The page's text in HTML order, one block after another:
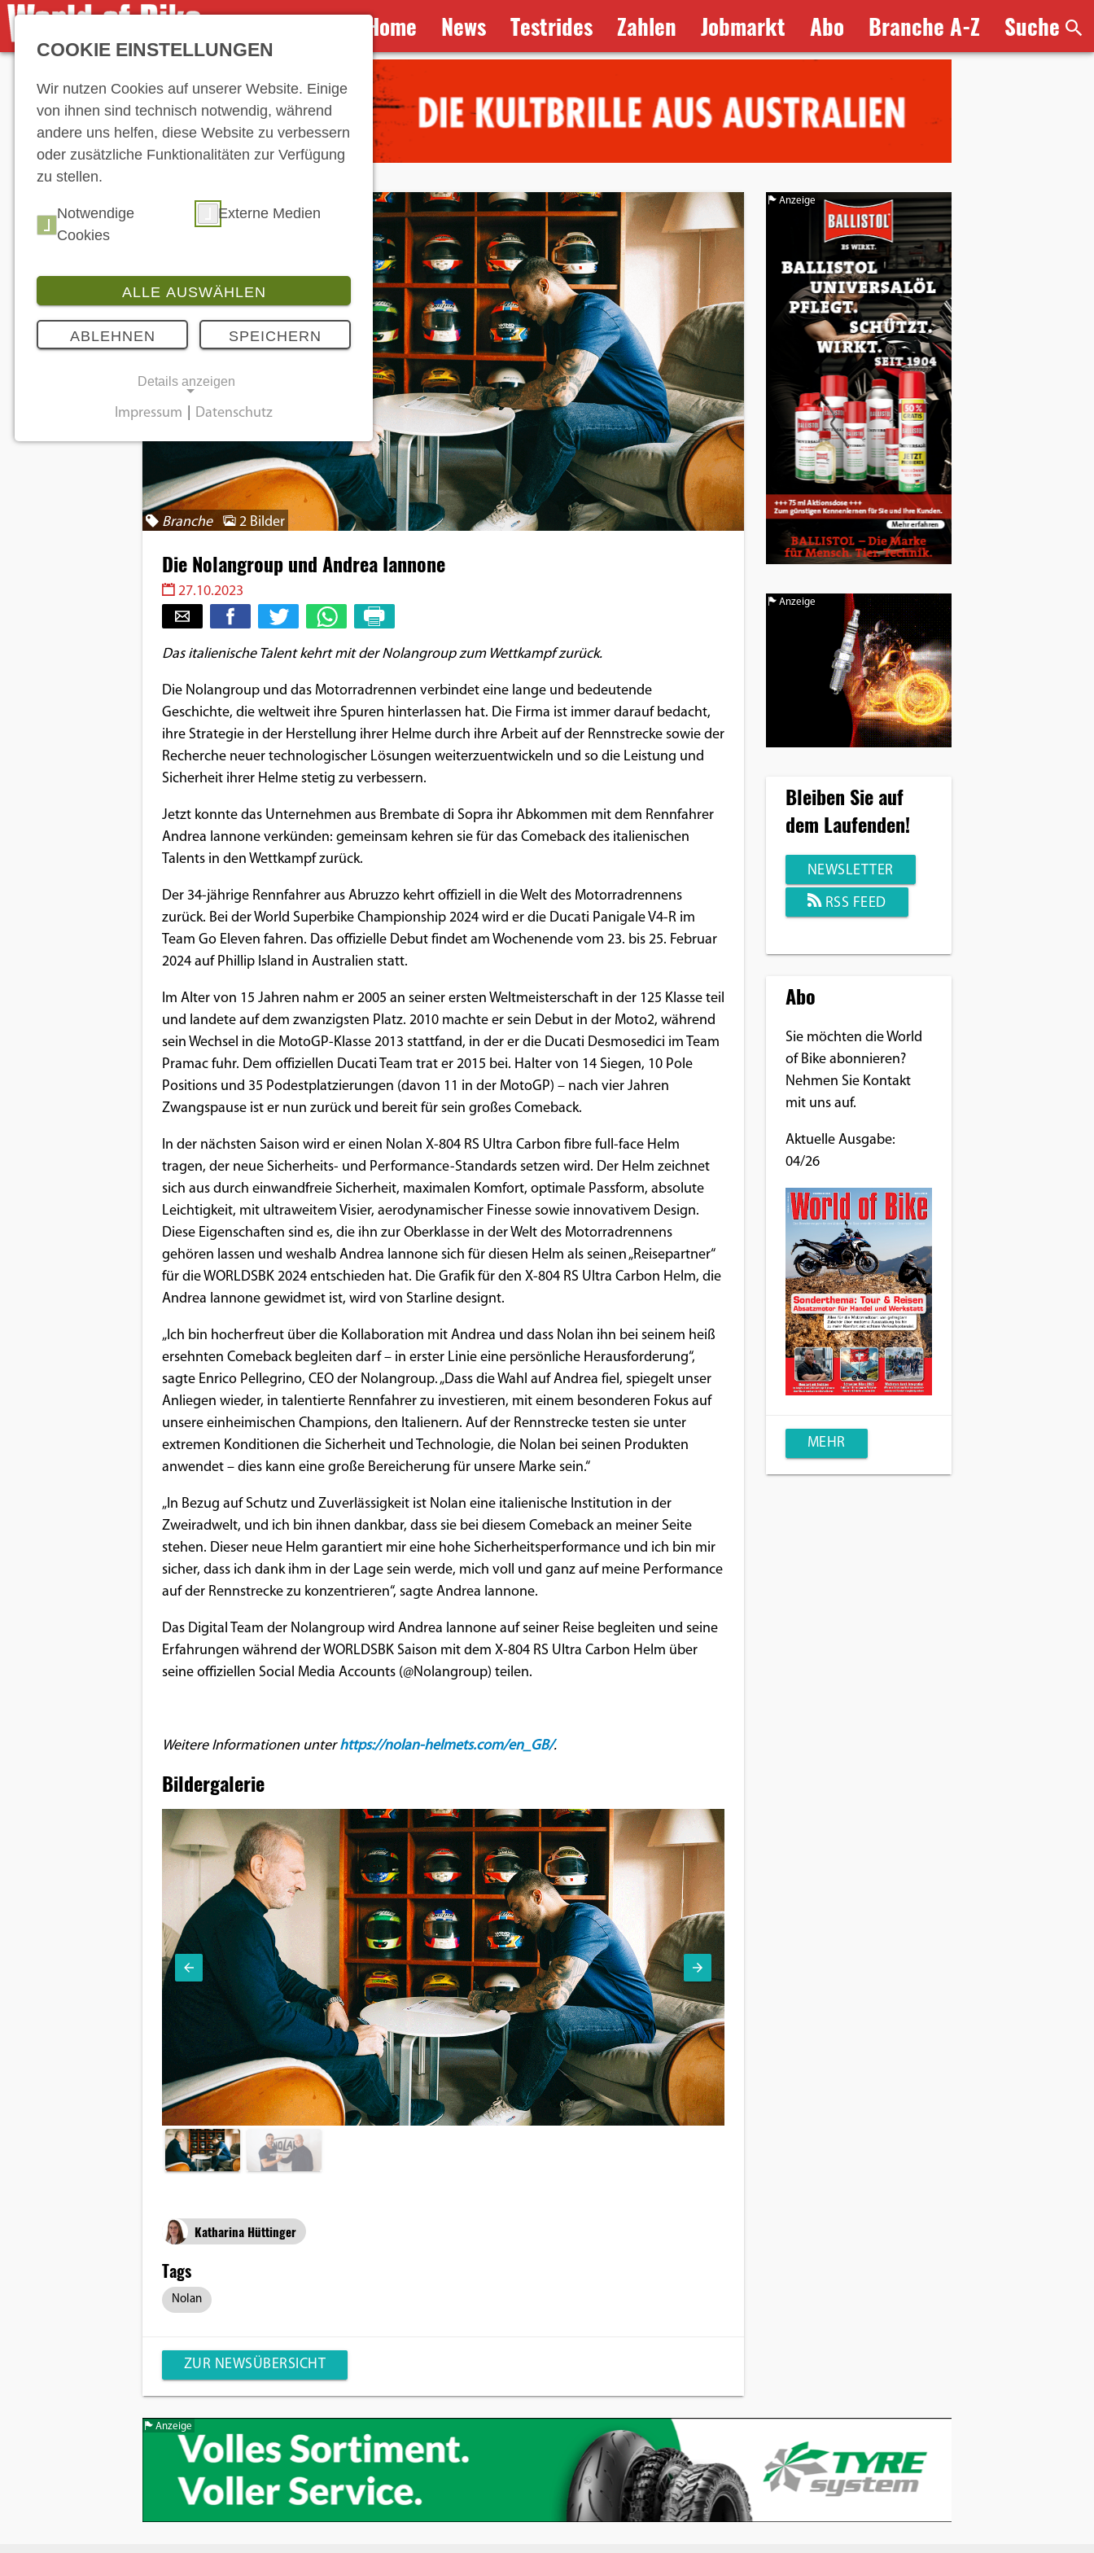
Home News Testrides Zahlen Jobmarkt Abo Branche A-Z Suche
Branche 2 Bilder
Die Nolangroup und Andrea Iannone
27.10.2023
Das italienische Talent kehrt mit der Nolangroup zum Wettkampf zurück.
Die Nolangroup und das Motorradrennen verbindet eine lange und bedeutende
Geschichte, die weltweit ihre Spuren hinterlassen hat. Die Firma ist immer darauf bedacht,
ihre Strategie in der Herstellung ihrer Helme durch ihre Arbeit auf der Rennstrecke sowie der
Recherche neuer technologischer Lösungen weiterzuentwickeln und so die Leistung und
Sicherheit ihrer Helme stetig zu verbessern.
Jetzt konnte das Unternehmen aus Brembate di Sopra ihr Abkommen mit dem Rennfahrer
Andrea Iannone verkünden: gemeinsam kehren sie für das Comeback des italienischen
Talents in den Wettkampf zurück.
Der 34-jährige Rennfahrer aus Abruzzo kehrt offiziell in die Welt des Motorradrennens
zurück. Bei der World Superbike Championship 2024 wird er die Ducati Panigale V4-R im
Team Go Eleven fahren. Das offizielle Debut findet am Wochenende vom 23. bis 25. Februar
2024 auf Phillip Island in Australien statt.
Im Alter von 15 Jahren nahm er 2005 an seiner ersten Weltmeisterschaft in der 125 Klasse teil
und landete auf dem zwanzigsten Platz. 2010 machte er sein Debut in der Moto2, während
sein Wechsel in die MotoGP-Klasse 2013 stattfand, in der er die Ducati Desmosedici im Team
Pramac fuhr. Dem offiziellen Ducati Team trat er 2015 bei. Halter von 14 Siegen, 10 Pole
Positions und 35 Podestplatzierungen (davon 11 in der MotoGP) – nach vier Jahren
Zwangspause ist er nun zurück und bereit für sein großes Comeback.
In der nächsten Saison wird er einen Nolan X-804 RS Ultra Carbon fibre full-face Helm
tragen, der neue Sicherheits- und Performance-Standards setzen wird. Der Helm zeichnet
sich aus durch einwandfreie Sicherheit, maximalen Komfort, optimale Passform, absolute
Leichtigkeit, mit ultraweitem Visier, aerodynamischer Finesse sowie innovativem Design.
Diese Eigenschaften sind es, die ihn zur Oberklasse in der Welt des Motorradrennens
gehören lassen und weshalb Andrea Iannone sich für diesen Helm als seinen „Reisepartner“
für die WORLDSBK 2024 entschieden hat. Die Grafik für den X-804 RS Ultra Carbon Helm, die
Andrea Iannone gewidmet ist, wird von Starline designt.
„Ich bin hocherfreut über die Kollaboration mit Andrea und dass Nolan ihn bei seinem heiß
ersehnten Comeback begleiten darf – in erster Linie eine persönliche Herausforderung“,
sagte Enrico Pellegrino, CEO der Nolangroup. „Dass die Wahl auf Andrea fiel, spiegelt unser
Anliegen wieder, in talentierte Rennfahrer zu investieren, mit einem besonderen Fokus auf
unsere einheimischen Champions, den Italienern. Auf der Rennstrecke testen sie unter
extremen Konditionen die Sicherheit und Technologie, die Nolan bei seinen Produkten
anwendet – dies kann eine große Bereicherung für unsere Marke sein.“
„In Bezug auf Schutz und Zuverlässigkeit ist Nolan eine italienische Institution in der
Zweiradwelt, und ich bin ihnen dankbar, dass sie bei diesem Comeback an meiner Seite
stehen. Dieser neue Helm garantiert mir eine hohe Sicherheitsperformance und ich bin mir
sicher, dass ich dank ihm in der Lage sein werde, mich voll und ganz auf meine Performance
auf der Rennstrecke zu konzentrieren“, sagte Andrea Iannone.
Das Digital Team der Nolangroup wird Andrea Iannone auf seiner Reise begleiten und seine
Erfahrungen während der WORLDSBK Saison mit dem X-804 RS Ultra Carbon Helm über
seine offiziellen Social Media Accounts (@Nolangroup) teilen.
Weitere Informationen unterhttps://nolan-helmets.com/en_GB/.
Bildergalerie
Katharina Hüttinger
Tags
Nolan
ZUR NEWSÜBERSICHT
Anzeige
Anzeige
Bleiben Sie auf
dem Laufenden!
NEWSLETTER
RSS FEED
Abo
Sie möchten die World
of Bike abonnieren?
Nehmen Sie Kontakt
mit uns auf.
Aktuelle Ausgabe:
04/26
MEHR
Anzeige
COOKIE EINSTELLUNGEN
Wir nutzen Cookies auf unserer Website. Einige
von ihnen sind technisch notwendig, während
andere uns helfen, diese Website zu verbessern
oder zusätzliche Funktionalitäten zur Verfügung
zu stellen.
Notwendige
Cookies
Externe Medien
ALLE AUSWÄHLEN
ABLEHNEN SPEICHERN
Details anzeigen
Notwendige Cookies ermöglichen
grundlegende Funktionen und sind für die
einwandfreie Funktion der Website
Einverständnis-Cookie
Einverständnis-Optionen des
Um Inhalte von Videoplattformen und
Social Media Plattformen anzeigen zu
können, werden von diesen externen
Medien Cookies gesetzt.
Impressum Datenschutz